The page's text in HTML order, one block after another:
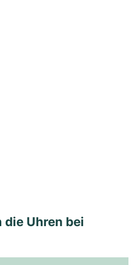
die Uhren bei